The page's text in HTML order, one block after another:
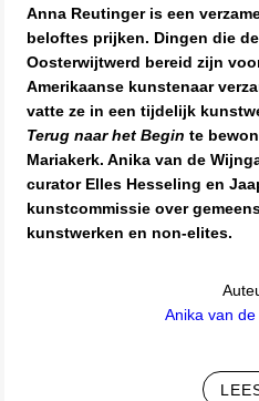
Anna Reutinger is een
beloftes prijken. Dingen die
Oosterwijtwerd bereid zijn
Amerikaanse kunstenaar
vatte ze in een tijdelijk
Terug naar het Begin te
Mariakerk. Anika van de
curator Elles Hesseling en
kunstcommissie over
kunstwerken en non-elites.
Anika van